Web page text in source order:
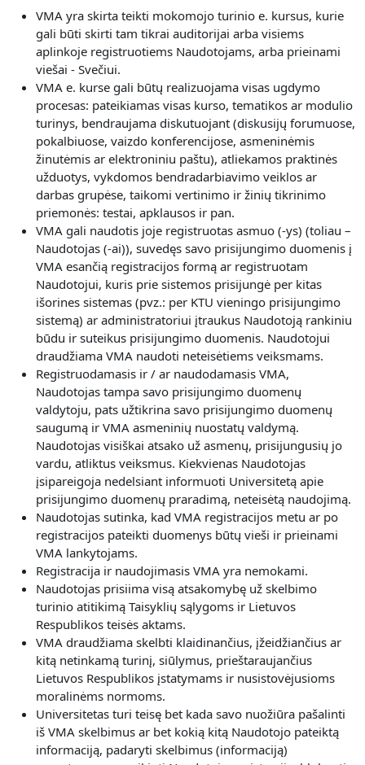
VMA yra skirta teikti mokomojo turinio e. kursus, kurie
gali būti skirti tam tikrai auditorijai arba visiems
aplinkoje registruotiems Naudotojams, arba prieinami
viešai - Svečiui.
VMA e. kurse gali būtų realizuojama visas ugdymo
procesas: pateikiamas visas kurso, tematikos ar modulio
turinys, bendraujama diskutuojant (diskusijų forumuose,
pokalbiuose, vaizdo konferencijose, asmeninėmis
žinutėmis ar elektroniniu paštu), atliekamos praktinės
užduotys, vykdomos bendradarbiavimo veiklos ar
darbas grupėse, taikomi vertinimo ir žinių tikrinimo
priemonės: testai, apklausos ir pan.
VMA gali naudotis joje registruotas asmuo (-ys) (toliau –
Naudotojas (-ai)), suvedęs savo prisijungimo duomenis į
VMA esančią registracijos formą ar registruotam
Naudotojui, kuris prie sistemos prisijungė per kitas
išorines sistemas (pvz.: per KTU vieningo prisijungimo
sistemą) ar administratoriui įtraukus Naudotoją rankiniu
būdu ir suteikus prisijungimo duomenis. Naudotojui
draudžiama VMA naudoti neteisėtiems veiksmams.
Registruodamasis ir / ar naudodamasis VMA,
Naudotojas tampa savo prisijungimo duomenų
valdytoju, pats užtikrina savo prisijungimo duomenų
saugumą ir VMA asmeninių nuostatų valdymą.
Naudotojas visiškai atsako už asmenų, prisijungusių jo
vardu, atliktus veiksmus. Kiekvienas Naudotojas
įsipareigoja nedelsiant informuoti Universitetą apie
prisijungimo duomenų praradimą, neteisėtą naudojimą.
Naudotojas sutinka, kad VMA registracijos metu ar po
registracijos pateikti duomenys būtų vieši ir prieinami
VMA lankytojams.
Registracija ir naudojimasis VMA yra nemokami.
Naudotojas prisiima visą atsakomybę už skelbimo
turinio atitikimą Taisyklių sąlygoms ir Lietuvos
Respublikos teisės aktams.
VMA draudžiama skelbti klaidinančius, įžeidžiančius ar
kitą netinkamą turinį, siūlymus, prieštaraujančius
Lietuvos Respublikos įstatymams ir nusistovėjusioms
moralinėms normoms.
Universitetas turi teisę bet kada savo nuožiūra pašalinti
iš VMA skelbimus ar bet kokią kitą Naudotojo pateiktą
informaciją, padaryti skelbimus (informaciją)